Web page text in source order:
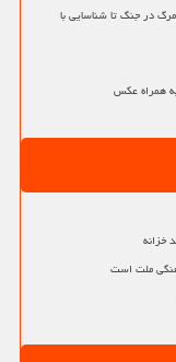
در جنگ تا شناسایی با
همراه عکس
ملت است